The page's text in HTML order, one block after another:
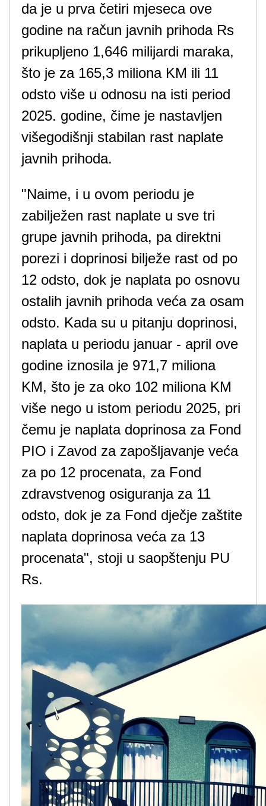
da je u prva četiri mjeseca ove
godine na račun javnih prihoda Rs
prikupljeno 1,646 milijardi maraka,
što je za 165,3 miliona KM ili 11
odsto više u odnosu na isti period
2025. godine, čime je nastavljen
višegodišnji stabilan rast naplate
javnih prihoda.
"Naime, i u ovom periodu je
zabilježen rast naplate u sve tri
grupe javnih prihoda, pa direktni
porezi i doprinosi bilježe rast od po
12 odsto, dok je naplata po osnovu
ostalih javnih prihoda veća za osam
odsto. Kada su u pitanju doprinosi,
naplata u periodu januar - april ove
godine iznosila je 971,7 miliona
KM, što je za oko 102 miliona KM
više nego u istom periodu 2025, pri
čemu je naplata doprinosa za Fond
PIO i Zavod za zapošljavanje veća
za po 12 procenata, za Fond
zdravstvenog osiguranja za 11
odsto, dok je za Fond dječje zaštite
naplata doprinosa veća za 13
procenata", stoji u saopštenju PU
Rs.